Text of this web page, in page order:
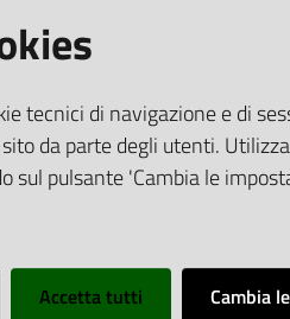
57481
4891
Privacy Mappa
tecnici di navigazione e di
da parte degli utenti.
sul pulsante 'Cambia le
Accetta tutti Cambia